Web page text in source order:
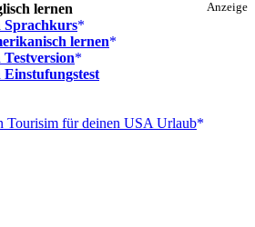
Anzeige
lernen
Sprachkurs
lernen